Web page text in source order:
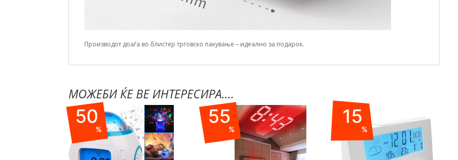
Производот доаѓа во блистер трговско пакување – идеално за подарок.
МОЖЕБИ ЌЕ ВЕ ИНТЕРЕСИРА....
50
%
55
%
15
%